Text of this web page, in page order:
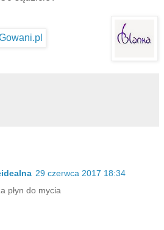
29 czerwca 2017 18:34
płyn do mycia